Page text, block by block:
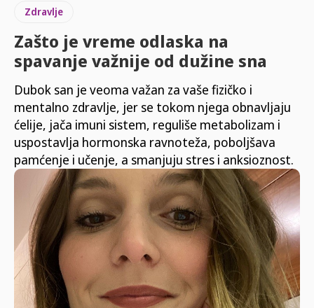
Zdravlje
Zašto je vreme odlaska na
spavanje važnije od dužine sna
Dubok san je veoma važan za vaše fizičko i
mentalno zdravlje, jer se tokom njega obnavljaju
ćelije, jača imuni sistem, reguliše metabolizam i
uspostavlja hormonska ravnoteža, poboljšava
pamćenje i učenje, a smanjuju stres i anksioznost.